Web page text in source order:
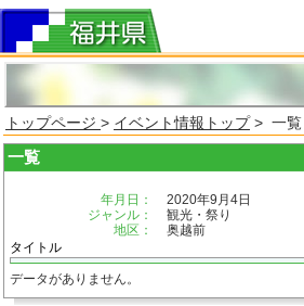
トップページ > イベント情報トップ> 一覧
一覧
年月日：
2020年9月4日
ジャンル：
観光・祭り
地区：
奥越前
タイトル
データがありません。